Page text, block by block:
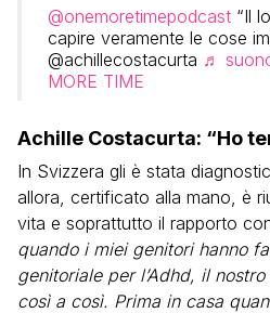
@onemoretimepodcast “Il
capire veramente le cose
@achillecostacurta ♬
MORE TIME
Achille Costacurta: “Ho
In Svizzera gli è stata
allora, certificato alla mano, è
vita e soprattutto il rapporto
quando i miei genitori hanno
genitoriale per l’Adhd, il
così a così. Prima in casa